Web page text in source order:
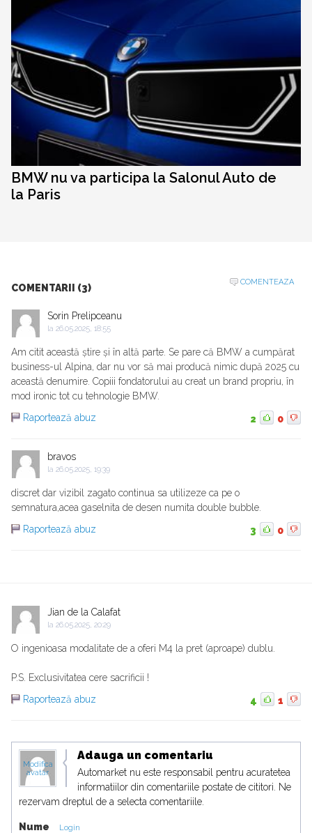
BMW nu va participa la Salonul Auto de
la Paris
COMENTARII (3)
COMENTEAZA
Sorin Prelipceanu
la 26.05.2025, 18:55
Am citit această știre și în altă parte. Se pare că BMW a cumpărat
business-ul Alpina, dar nu vor să mai producă nimic după 2025 cu
această denumire. Copiii fondatorului au creat un brand propriu, în
mod ironic tot cu tehnologie BMW.
Raportează abuz
2 0
bravos
la 26.05.2025, 19:39
discret dar vizibil zagato continua sa utilizeze ca pe o
semnatura,acea gaselnita de desen numita double bubble.
Raportează abuz
3 0
Jian de la Calafat
la 26.05.2025, 20:29
O ingenioasa modalitate de a oferi M4 la pret (aproape) dublu.
P.S. Exclusivitatea cere sacrificii !
Raportează abuz
4 1
Modifica
avatar
Adauga un comentariu
Automarket nu este responsabil pentru acuratetea
informatiilor din comentariile postate de cititori. Ne
rezervam dreptul de a selecta comentariile.
Nume Login